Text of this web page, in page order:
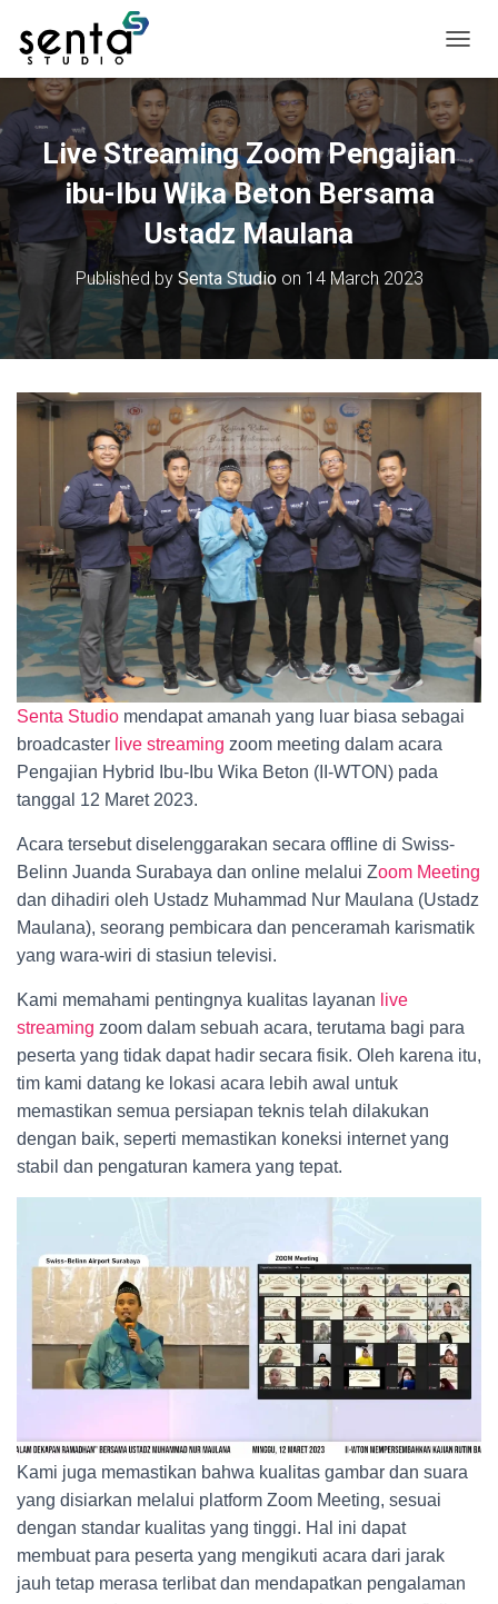
o
g
g
l
e
i
o
Live Streaming Zoom Pengajian
ibu-Ibu Wika Beton Bersama
Ustadz Maulana
Published by Senta Studioon 14 March 2023
Senta Studio mendapat amanah yang luar biasa sebagai
broadcaster live streaming zoom meeting dalam acara
Pengajian Hybrid Ibu-Ibu Wika Beton (II-WTON) pada
tanggal 12 Maret 2023.
Acara tersebut diselenggarakan secara offline di Swiss-
Belinn Juanda Surabaya dan online melalui Zoom Meeting
dan dihadiri oleh Ustadz Muhammad Nur Maulana (Ustadz
Maulana), seorang pembicara dan penceramah karismatik
yang wara-wiri di stasiun televisi.
Kami memahami pentingnya kualitas layanan live
streaming zoom dalam sebuah acara, terutama bagi para
peserta yang tidak dapat hadir secara fisik. Oleh karena itu,
tim kami datang ke lokasi acara lebih awal untuk
memastikan semua persiapan teknis telah dilakukan
dengan baik, seperti memastikan koneksi internet yang
stabil dan pengaturan kamera yang tepat.
Kami juga memastikan bahwa kualitas gambar dan suara
yang disiarkan melalui platform Zoom Meeting, sesuai
dengan standar kualitas yang tinggi. Hal ini dapat
membuat para peserta yang mengikuti acara dari jarak
jauh tetap merasa terlibat dan mendapatkan pengalaman